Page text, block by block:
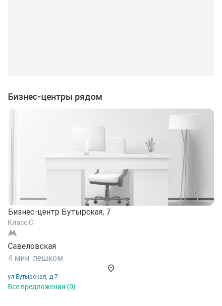
Бизнес-центры рядом
Бизнес-центр Бутырская, 7
Класс C
Савеловская
4 мин. пешком
ул Бутырская, д 7
Все предложения (0)